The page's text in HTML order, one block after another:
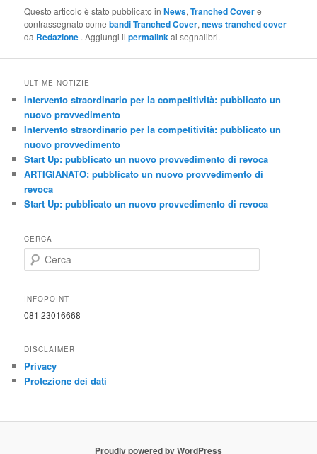
Questo articolo è stato pubblicato inNews,Tranched Covere
contrassegnato comebandi Tranched Cover,news tranched cover
da Redazione . Aggiungi ilpermalink ai segnalibri.
ULTIME NOTIZIE
Intervento straordinario per la competitività: pubblicato un
nuovo provvedimento
Intervento straordinario per la competitività: pubblicato un
nuovo provvedimento
Start Up: pubblicato un nuovo provvedimento di revoca
ARTIGIANATO: pubblicato un nuovo provvedimento di
revoca
Start Up: pubblicato un nuovo provvedimento di revoca
CERCA
e
c
INFOPOINT
081 23016668
DISCLAIMER
Privacy
Protezione dei dati
Proudly powered by WordPress